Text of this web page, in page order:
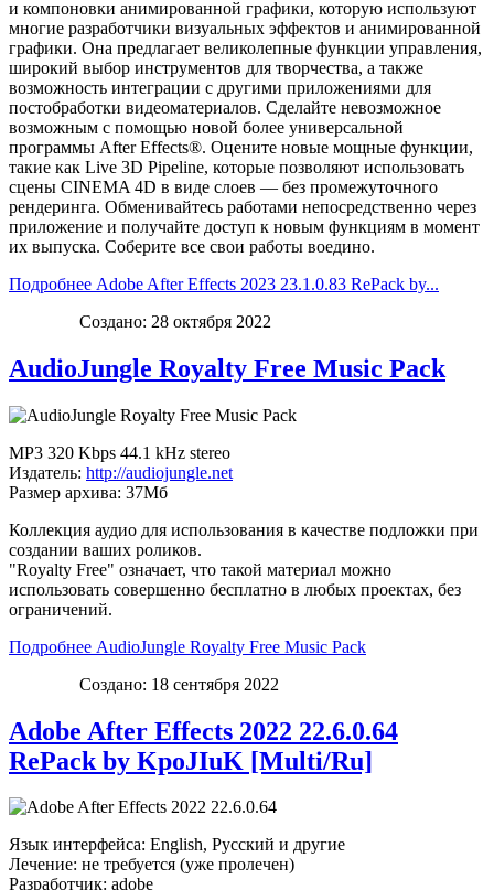
и компоновки анимированной графики, которую используют
многие разработчики визуальных эффектов и анимированной
графики. Она предлагает великолепные функции управления,
широкий выбор инструментов для творчества, а также
возможность интеграции с другими приложениями для
постобработки видеоматериалов. Сделайте невозможное
возможным с помощью новой более универсальной
программы After Effects®. Оцените новые мощные функции,
такие как Live 3D Pipeline, которые позволяют использовать
сцены CINEMA 4D в виде слоев — без промежуточного
рендеринга. Обменивайтесь работами непосредственно через
приложение и получайте доступ к новым функциям в момент
их выпуска. Соберите все свои работы воедино.
Подробнее Adobe After Effects 2023 23.1.0.83 RePack by...
Создано: 28 октября 2022
AudioJungle Royalty Free Music Pack
MP3 320 Kbps 44.1 kHz stereo
Издатель: http://audiojungle.net
Размер архива: 37Мб
Коллекция аудио для использования в качестве подложки при
создании ваших роликов.
"Royalty Free" означает, что такой материал можно
использовать совершенно бесплатно в любых проектах, без
ограничений.
Подробнее AudioJungle Royalty Free Music Pack
Создано: 18 сентября 2022
Adobe After Effects 2022 22.6.0.64
RePack by KpoJIuK [Multi/Ru]
Язык интерфейса: English, Русский и другие
Лечение: не требуется (уже пролечен)
Разработчик: adobe